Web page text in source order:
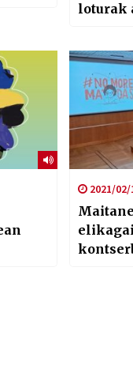
loturak
2021/02/